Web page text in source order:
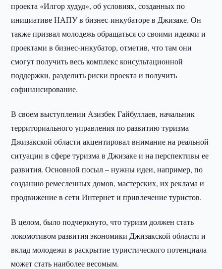
проекта «Илгор худуд», об условиях, созданных по
инициативе НАПУ в бизнес-инкубаторе в Джизаке. Он
также призвал молодежь обращаться со своими идеями и
проектами в бизнес-инкубатор, отметив, что там они
смогут получить весь комплекс консультационной
поддержки, разделить риски проекта и получить
софинансирование.
В своем выступлении Азизбек Гайбуллаев, начальник
территориального управления по развитию туризма
Джизакской области акцентировал внимание на реальной
ситуации в сфере туризма в Джизаке и на перспективы ее
развития. Основной посыл – нужны идеи, например, по
созданию ремесленных домов, мастерских, их реклама и
продвижение в сети Интернет и привлечение туристов.
В целом, было подчеркнуто, что туризм должен стать
локомотивом развития экономики Джизакской области и
вклад молодежи в раскрытие туристического потенциала
может стать наиболее весомым.